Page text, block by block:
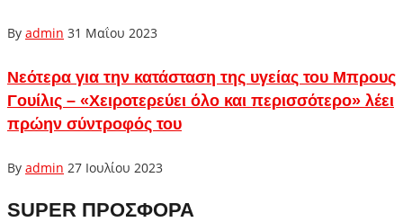
By admin 31 Μαΐου 2023
Νεότερα για την κατάσταση της υγείας του Μπρους
Γουίλις – «Χειροτερεύει όλο και περισσότερο» λέει
πρώην σύντροφός του
By admin 27 Ιουλίου 2023
SUPER ΠΡΟΣΦΟΡΑ